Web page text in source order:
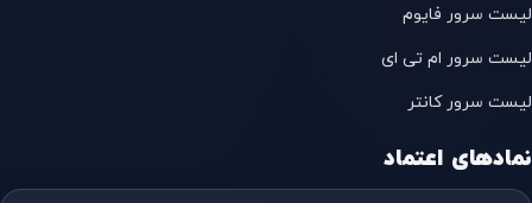
لیست سرور فایوم
لیست سرور ام تی ای
لیست سرور کانتر
نمادهای اعتماد